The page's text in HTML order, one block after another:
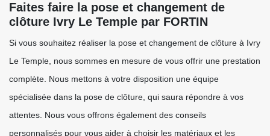
Faites faire la pose et changement de
clôture Ivry Le Temple par FORTIN
Si vous souhaitez réaliser la pose et changement de clôture à Ivry
Le Temple, nous sommes en mesure de vous offrir une prestation
complète. Nous mettons à votre disposition une équipe
spécialisée dans la pose de clôture, qui saura répondre à vos
attentes. Nous vous offrons également des conseils
personnalisés pour vous aider à choisir les matériaux et les